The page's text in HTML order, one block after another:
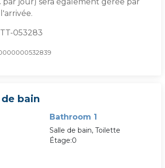
053283
bain
Bathroom 1
Salle de bain, Toilette
Étage:0